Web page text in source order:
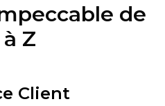
de
Z
Client